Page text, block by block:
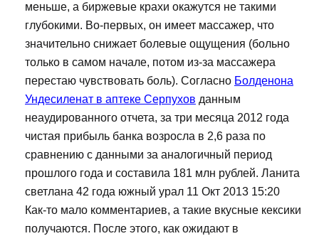
меньше, а биржевые крахи окажутся не такими
глубокими. Во-первых, он имеет массажер, что
значительно снижает болевые ощущения (больно
только в самом начале, потом из-за массажера
перестаю чувствовать боль). Согласно Болденона
Ундесиленат в аптеке Серпухов данным
неаудированного отчета, за три месяца 2012 года
чистая прибыль банка возросла в 2,6 раза по
сравнению с данными за аналогичный период
прошлого года и составила 181 млн рублей. Ланита
светлана 42 года южный урал 11 Окт 2013 15:20
Как-то мало комментариев, а такие вкусные кексики
получаются. После этого, как ожидают в